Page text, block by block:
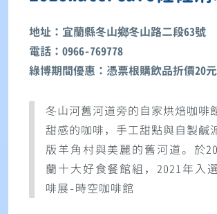
地址：宜蘭縣冬山鄉冬山路二段63號
電話：0966-769778
綠博期間優惠：憑票根購飲品折價20元
冬山河舊河道旁的自家烘焙咖啡
甜感的咖啡，手工甜點與自製鹹
版羊角村與美麗的舊河道。於
蘭十大好食餐館組，2021年入
啡展-時空咖啡館